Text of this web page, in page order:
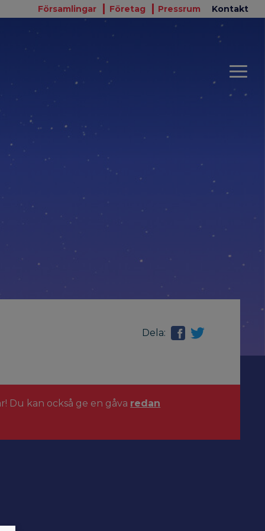
Församlingar Företag Pressrum Kontakt
Dela:
kan också ge en gåva redan